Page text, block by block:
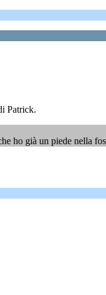
Patrick.
ho già un piede nella